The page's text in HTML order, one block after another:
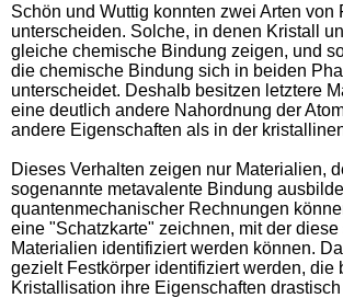
Schön und Wuttig konnten zwei Arten von
unterscheiden. Solche, in denen Kristall
gleiche chemische Bindung zeigen, und
die chemische Bindung sich in beiden
unterscheidet. Deshalb besitzen letztere
eine deutlich andere Nahordnung der
andere Eigenschaften als in der
Dieses Verhalten zeigen nur Materialien,
sogenannte metavalente Bindung
quantenmechanischer Rechnungen
eine "Schatzkarte" zeichnen, mit der
Materialien identifiziert werden können.
gezielt Festkörper identifiziert werden, die
Kristallisation ihre Eigenschaften